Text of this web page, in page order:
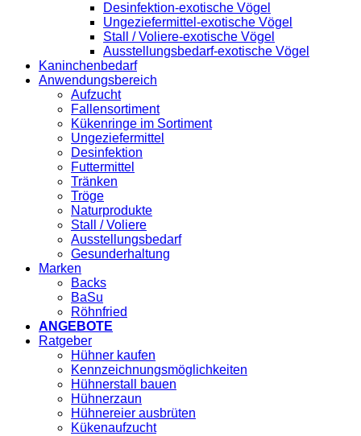
Desinfektion-exotische Vögel
Ungeziefermittel-exotische Vögel
Stall / Voliere-exotische Vögel
Ausstellungsbedarf-exotische Vögel
Kaninchenbedarf
Anwendungsbereich
Aufzucht
Fallensortiment
Kükenringe im Sortiment
Ungeziefermittel
Desinfektion
Futtermittel
Tränken
Tröge
Naturprodukte
Stall / Voliere
Ausstellungsbedarf
Gesunderhaltung
Marken
Backs
BaSu
Röhnfried
ANGEBOTE
Ratgeber
Hühner kaufen
Kennzeichnungsmöglichkeiten
Hühnerstall bauen
Hühnerzaun
Hühnereier ausbrüten
Kükenaufzucht